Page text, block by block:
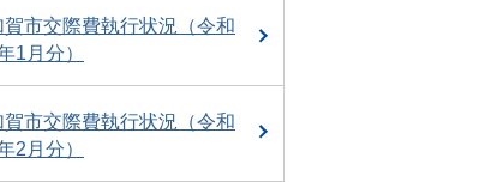
賀市交際費執行状況（令和
1月分）
賀市交際費執行状況（令和
2月分）